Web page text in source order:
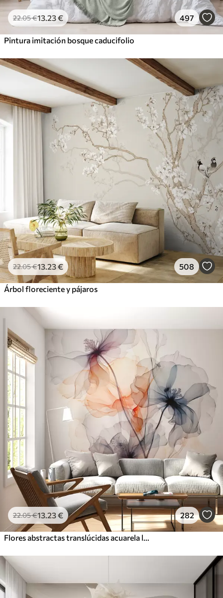
22.05€13 .23€ 497
Pintura imitación bosque caducifolio
22.05€13 .23€ 508
Árbol floreciente y pájaros
22.05€13 .23€ 282